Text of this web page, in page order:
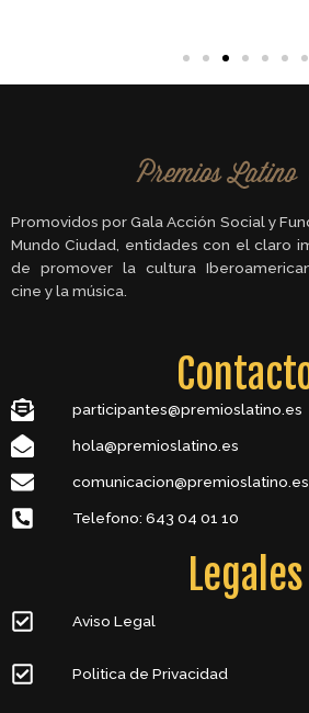
Promovidos por Gala Acción Social y
Mundo Ciudad, entidades con el claro
de promover la cultura
cine y la música.
participantes@premioslatino.es
hola@premioslatino.es
comunicacion@premioslatino.es
Telefono: 643 04 01 10
Legales
Aviso Legal
Politica de Privacidad